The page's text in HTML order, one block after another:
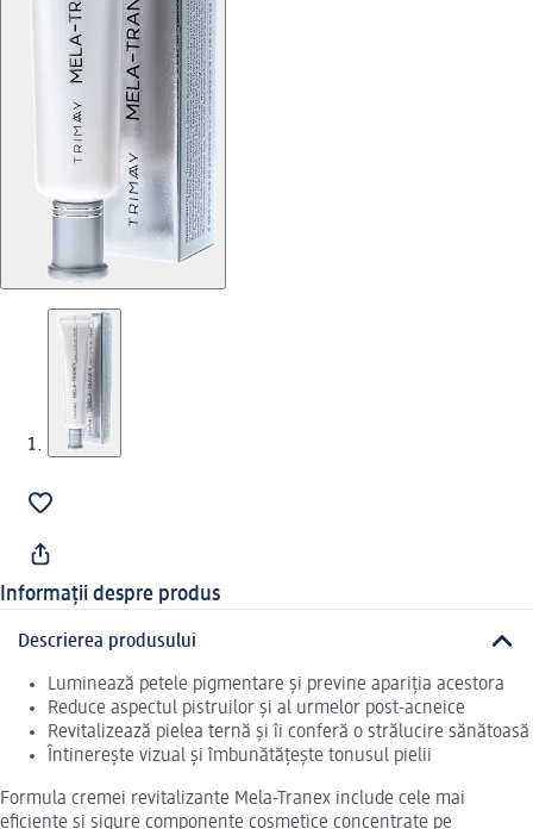
Informații despre produs
Descrierea produsului
Luminează petele pigmentare și previne apariția acestora
Reduce aspectul pistruilor și al urmelor post-acneice
Revitalizează pielea ternă și îi conferă o strălucire sănătoasă
Întinerește vizual și îmbunătățește tonusul pielii
Formula cremei revitalizante Mela-Tranex include cele mai
eficiente și sigure componente cosmetice concentrate pe